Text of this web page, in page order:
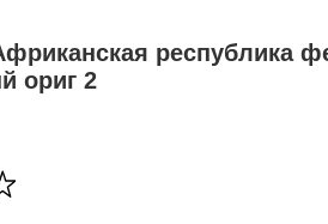
республика
ориг 2